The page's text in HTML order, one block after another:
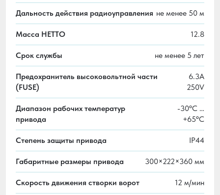
Дальность действия радиоуправления не менее 50 м
Масса НЕТТО 12.8
Срок службы не менее 5 лет
Предохранитель высоковольтной части
(FUSE)
6.3A
250V
Диапазон рабочих температур
привода
-30ºС …
+65ºС
Степень защиты привода IP44
Габаритные размеры привода 300×222×360 мм
Скорость движения створки ворот 12 м/мин